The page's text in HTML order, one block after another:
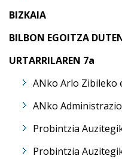
BIZKAIA
BILBON EGOITZA
URTARRILAREN 7a
ANko Arlo Zibileko
ANko
Probintzia
Probintzia